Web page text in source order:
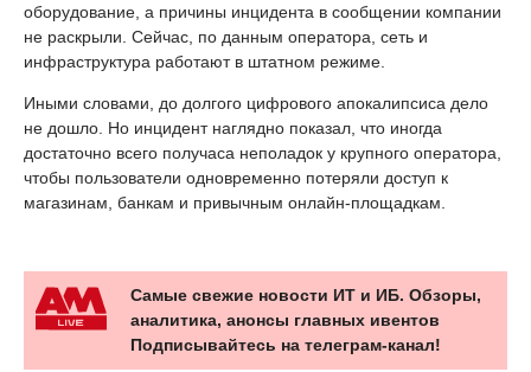
оборудование, а причины инцидента в сообщении компании
не раскрыли. Сейчас, по данным оператора, сеть и
инфраструктура работают в штатном режиме.
Иными словами, до долгого цифрового апокалипсиса дело
не дошло. Но инцидент наглядно показал, что иногда
достаточно всего получаса неполадок у крупного оператора,
чтобы пользователи одновременно потеряли доступ к
магазинам, банкам и привычным онлайн-площадкам.
Самые свежие новости ИТ и ИБ. Обзоры,
аналитика, анонсы главных ивентов
Подписывайтесь на телеграм-канал!